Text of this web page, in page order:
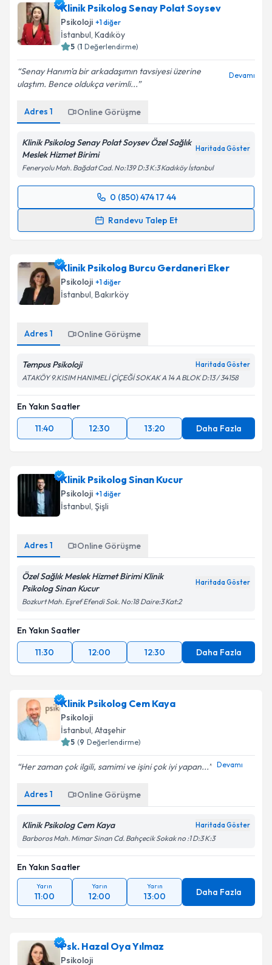
Klinik Psikolog Senay Polat Soysev
Psikoloji +1diğer
İstanbul , Kadıköy
5 (1 Değerlendirme)
Senay Hanım'a bir arkadaşımın tavsiyesi üzerine
ulaştım. Bence oldukça verimli...
Devamı
Adres 1 Online Görüşme
Klinik Psikolog Senay Polat Soysev Özel Sağlık
Meslek Hizmet Birimi
Haritada Göster
Feneryolu Mah. Bağdat Cad. No:139 D:3 K:3 Kadıköy İstanbul
0 (850) 474 17 44
Randevu Talep Et
Randevu Takvimi Talebi
almanız için bir takvim hazırlandığında e-posta ile
bilgilendireceğiz.
E-posta Adresiniz
Kişisel verilerimin işlenmesine ilişkin
Aydınlatma
Metni'ni okudum ve kişisel verilerimin belirtilen
Takvim Talebini Gönder
Klinik Psikolog Burcu Gerdaneri Eker
Psikoloji +1diğer
İstanbul , Bakırköy
Adres 1 Online Görüşme
Tempus Psikoloji Haritada Göster
ATAKÖY 9.KISIM HANIMELİ ÇİÇEĞİ SOKAK A 14 A BLOK D:13 / 34158
En Yakın Saatler
11:40
12:30 13:20 Daha Fazla
Klinik Psikolog Sinan Kucur
Psikoloji +1diğer
İstanbul , Şişli
Adres 1 Online Görüşme
Özel Sağlık Meslek Hizmet Birimi Klinik
Psikolog Sinan Kucur
Haritada Göster
Bozkurt Mah. Eşref Efendi Sok. No:18 Daire:3 Kat:2
En Yakın Saatler
11:30
12:00 12:30 Daha Fazla
Klinik Psikolog Cem Kaya
Psikoloji
İstanbul , Ataşehir
5 (9 Değerlendirme)
Her zaman çok ilgili, samimi ve işini çok iyi yapan... Devamı
Adres 1 Online Görüşme
Klinik Psikolog Cem Kaya Haritada Göster
Barboros Mah. Mimar Sinan Cd. Bahçecik Sokak no :1 D:3 K:3
En Yakın Saatler
Yarın
11:00
Yarın
12:00
Yarın
13:00 Daha Fazla
Psk. Hazal Oya Yılmaz
Psikoloji